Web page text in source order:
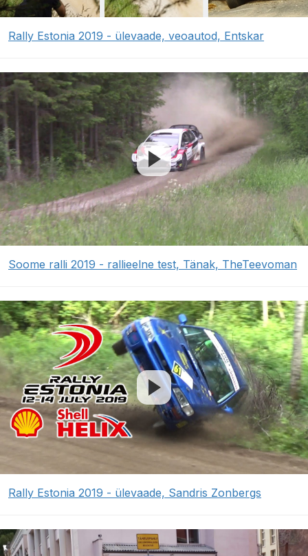
Rally Estonia 2019 - ülevaade, veoautod, Entskar
Soome ralli 2019 - rallieelne test, Tänak, TheTeevoman
Rally Estonia 2019 - ülevaade, Sandris Zonbergs